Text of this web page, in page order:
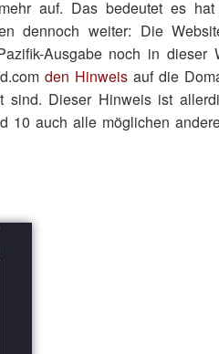
auf. Das bedeutet es
dennoch weiter: Die
Ausgabe noch in dieser
den Hinweis auf die
sind. Dieser Hinweis ist
10 auch alle möglichen